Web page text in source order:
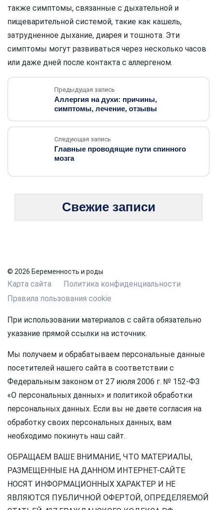
также симптомы, связанные с дыхательной и
пищеварительной системой, такие как кашель,
затрудненное дыхание, диарея и тошнота. Эти
симптомы могут развиваться через несколько часов
или даже дней после контакта с аллергеном.
Предыдущая запись
Аллергия на духи: причины,
симптомы, лечение, отзывы
Следующая запись
Главные проводящие пути спинного
мозга
Свежие записи
© 2026 Беременность и роды
Карта сайта
Политика конфиденциальности
Правила пользования cookie
При использовании материалов с сайта обязательно
указание прямой ссылки на источник.
Мы получаем и обрабатываем персональные данные
посетителей нашего сайта в соответствии с
Федеральным законом от 27 июля 2006 г. № 152-ФЗ
«О персональных данных» и политикой обработки
персональных данных. Если вы не даете согласия на
обработку своих персональных данных, вам
необходимо покинуть наш сайт.
ОБРАЩАЕМ ВАШЕ ВНИМАНИЕ, ЧТО МАТЕРИАЛЫ,
РАЗМЕЩЕННЫЕ НА ДАННОМ ИНТЕРНЕТ-САЙТЕ
НОСЯТ ИНФОРМАЦИОННЫХ ХАРАКТЕР И НЕ
ЯВЛЯЮТСЯ ПУБЛИЧНОЙ ОФЕРТОЙ, ОПРЕДЕЛЯЕМОЙ